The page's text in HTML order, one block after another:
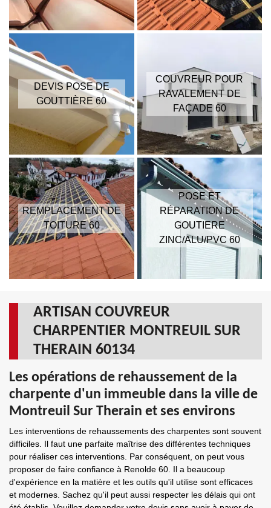
DEVIS POSE DE
GOUTTIÈRE 60
COUVREUR POUR
RAVALEMENT DE
FAÇADE 60
REMPLACEMENT DE
TOITURE 60
POSE ET
RÉPARATION DE
GOUTIERE
ZINC/ALU/PVC 60
ARTISAN COUVREUR
CHARPENTIER MONTREUIL SUR
THERAIN 60134
Les opérations de rehaussement de la
charpente d'un immeuble dans la ville de
Montreuil Sur Therain et ses environs
Les interventions de rehaussements des charpentes sont souvent
difficiles. Il faut une parfaite maîtrise des différentes techniques
pour réaliser ces interventions. Par conséquent, on peut vous
proposer de faire confiance à Renolde 60. Il a beaucoup
d'expérience en la matière et les outils qu'il utilise sont efficaces
et modernes. Sachez qu'il peut aussi respecter les délais qui ont